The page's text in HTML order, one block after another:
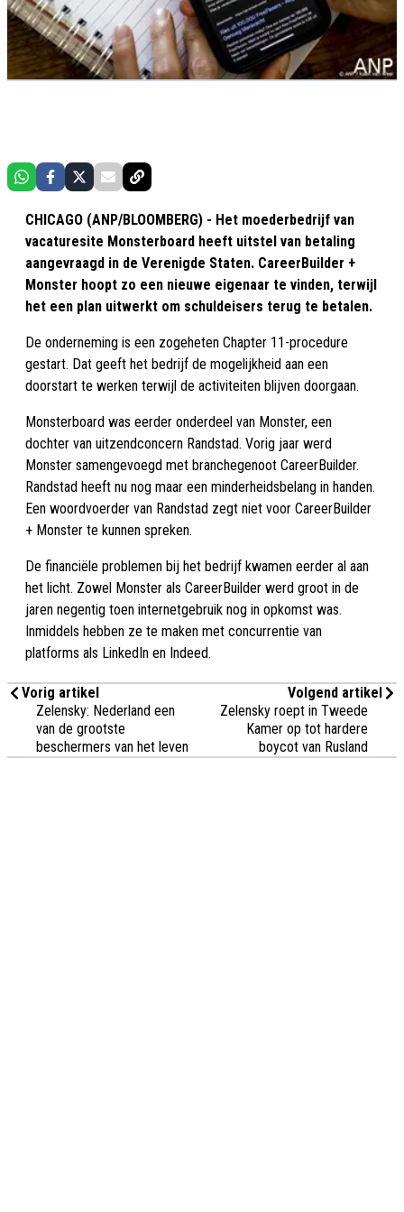
CHICAGO (ANP/BLOOMBERG) - Het moederbedrijf van
vacaturesite Monsterboard heeft uitstel van betaling
aangevraagd in de Verenigde Staten. CareerBuilder +
Monster hoopt zo een nieuwe eigenaar te vinden, terwijl
het een plan uitwerkt om schuldeisers terug te betalen.
De onderneming is een zogeheten Chapter 11-procedure
gestart. Dat geeft het bedrijf de mogelijkheid aan een
doorstart te werken terwijl de activiteiten blijven doorgaan.
Monsterboard was eerder onderdeel van Monster, een
dochter van uitzendconcern Randstad. Vorig jaar werd
Monster samengevoegd met branchegenoot CareerBuilder.
Randstad heeft nu nog maar een minderheidsbelang in handen.
Een woordvoerder van Randstad zegt niet voor CareerBuilder
+ Monster te kunnen spreken.
De financiële problemen bij het bedrijf kwamen eerder al aan
het licht. Zowel Monster als CareerBuilder werd groot in de
jaren negentig toen internetgebruik nog in opkomst was.
Inmiddels hebben ze te maken met concurrentie van
platforms als LinkedIn en Indeed.
Vorig artikel
Zelensky: Nederland een
van de grootste
beschermers van het leven
Volgend artikel
Zelensky roept in Tweede
Kamer op tot hardere
boycot van Rusland